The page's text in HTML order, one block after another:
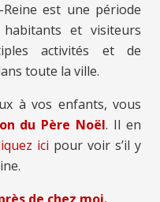
est une période
et visiteurs
activités et de
toute la ville.
à vos enfants, vous
du Père Noël. Il en
ici pour voir s’il y